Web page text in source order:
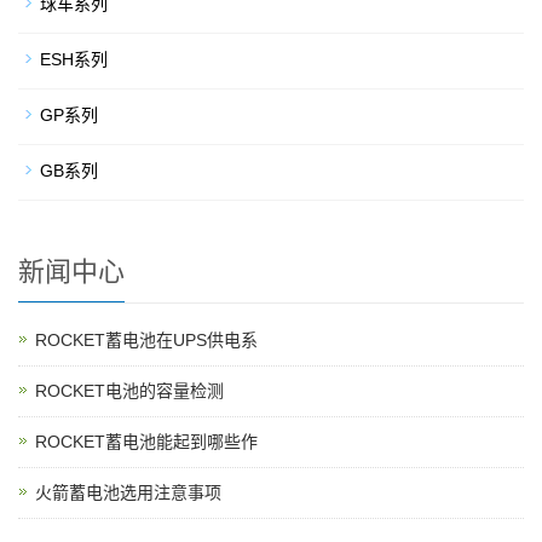
ESH系列
GP系列
GB系列
新闻中心
ROCKET蓄电池在UPS供电系
ROCKET电池的容量检测
ROCKET蓄电池能起到哪些作
火箭蓄电池选用注意事项